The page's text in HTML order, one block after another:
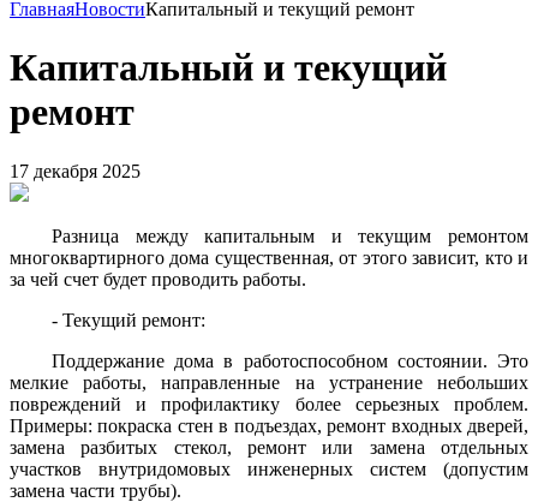
ГлавнаяНовостиКапитальный и текущий ремонт
Капитальный и текущий
ремонт
17 декабря 2025
Разница между капитальным и текущим ремонтом
многоквартирного дома существенная, от этого зависит, кто и
за чей счет будет проводить работы.
- Текущий ремонт:
Поддержание дома в работоспособном состоянии. Это
мелкие работы, направленные на устранение небольших
повреждений и профилактику более серьезных проблем.
Примеры: покраска стен в подъездах, ремонт входных дверей,
замена разбитых стекол, ремонт или замена отдельных
участков внутридомовых инженерных систем (допустим
замена части трубы).